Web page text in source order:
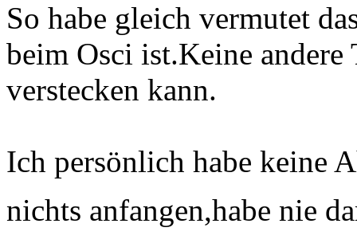
So habe gleich vermutet
beim Osci ist.Keine
verstecken kann.
Ich persönlich habe keine
nichts anfangen,habe nie